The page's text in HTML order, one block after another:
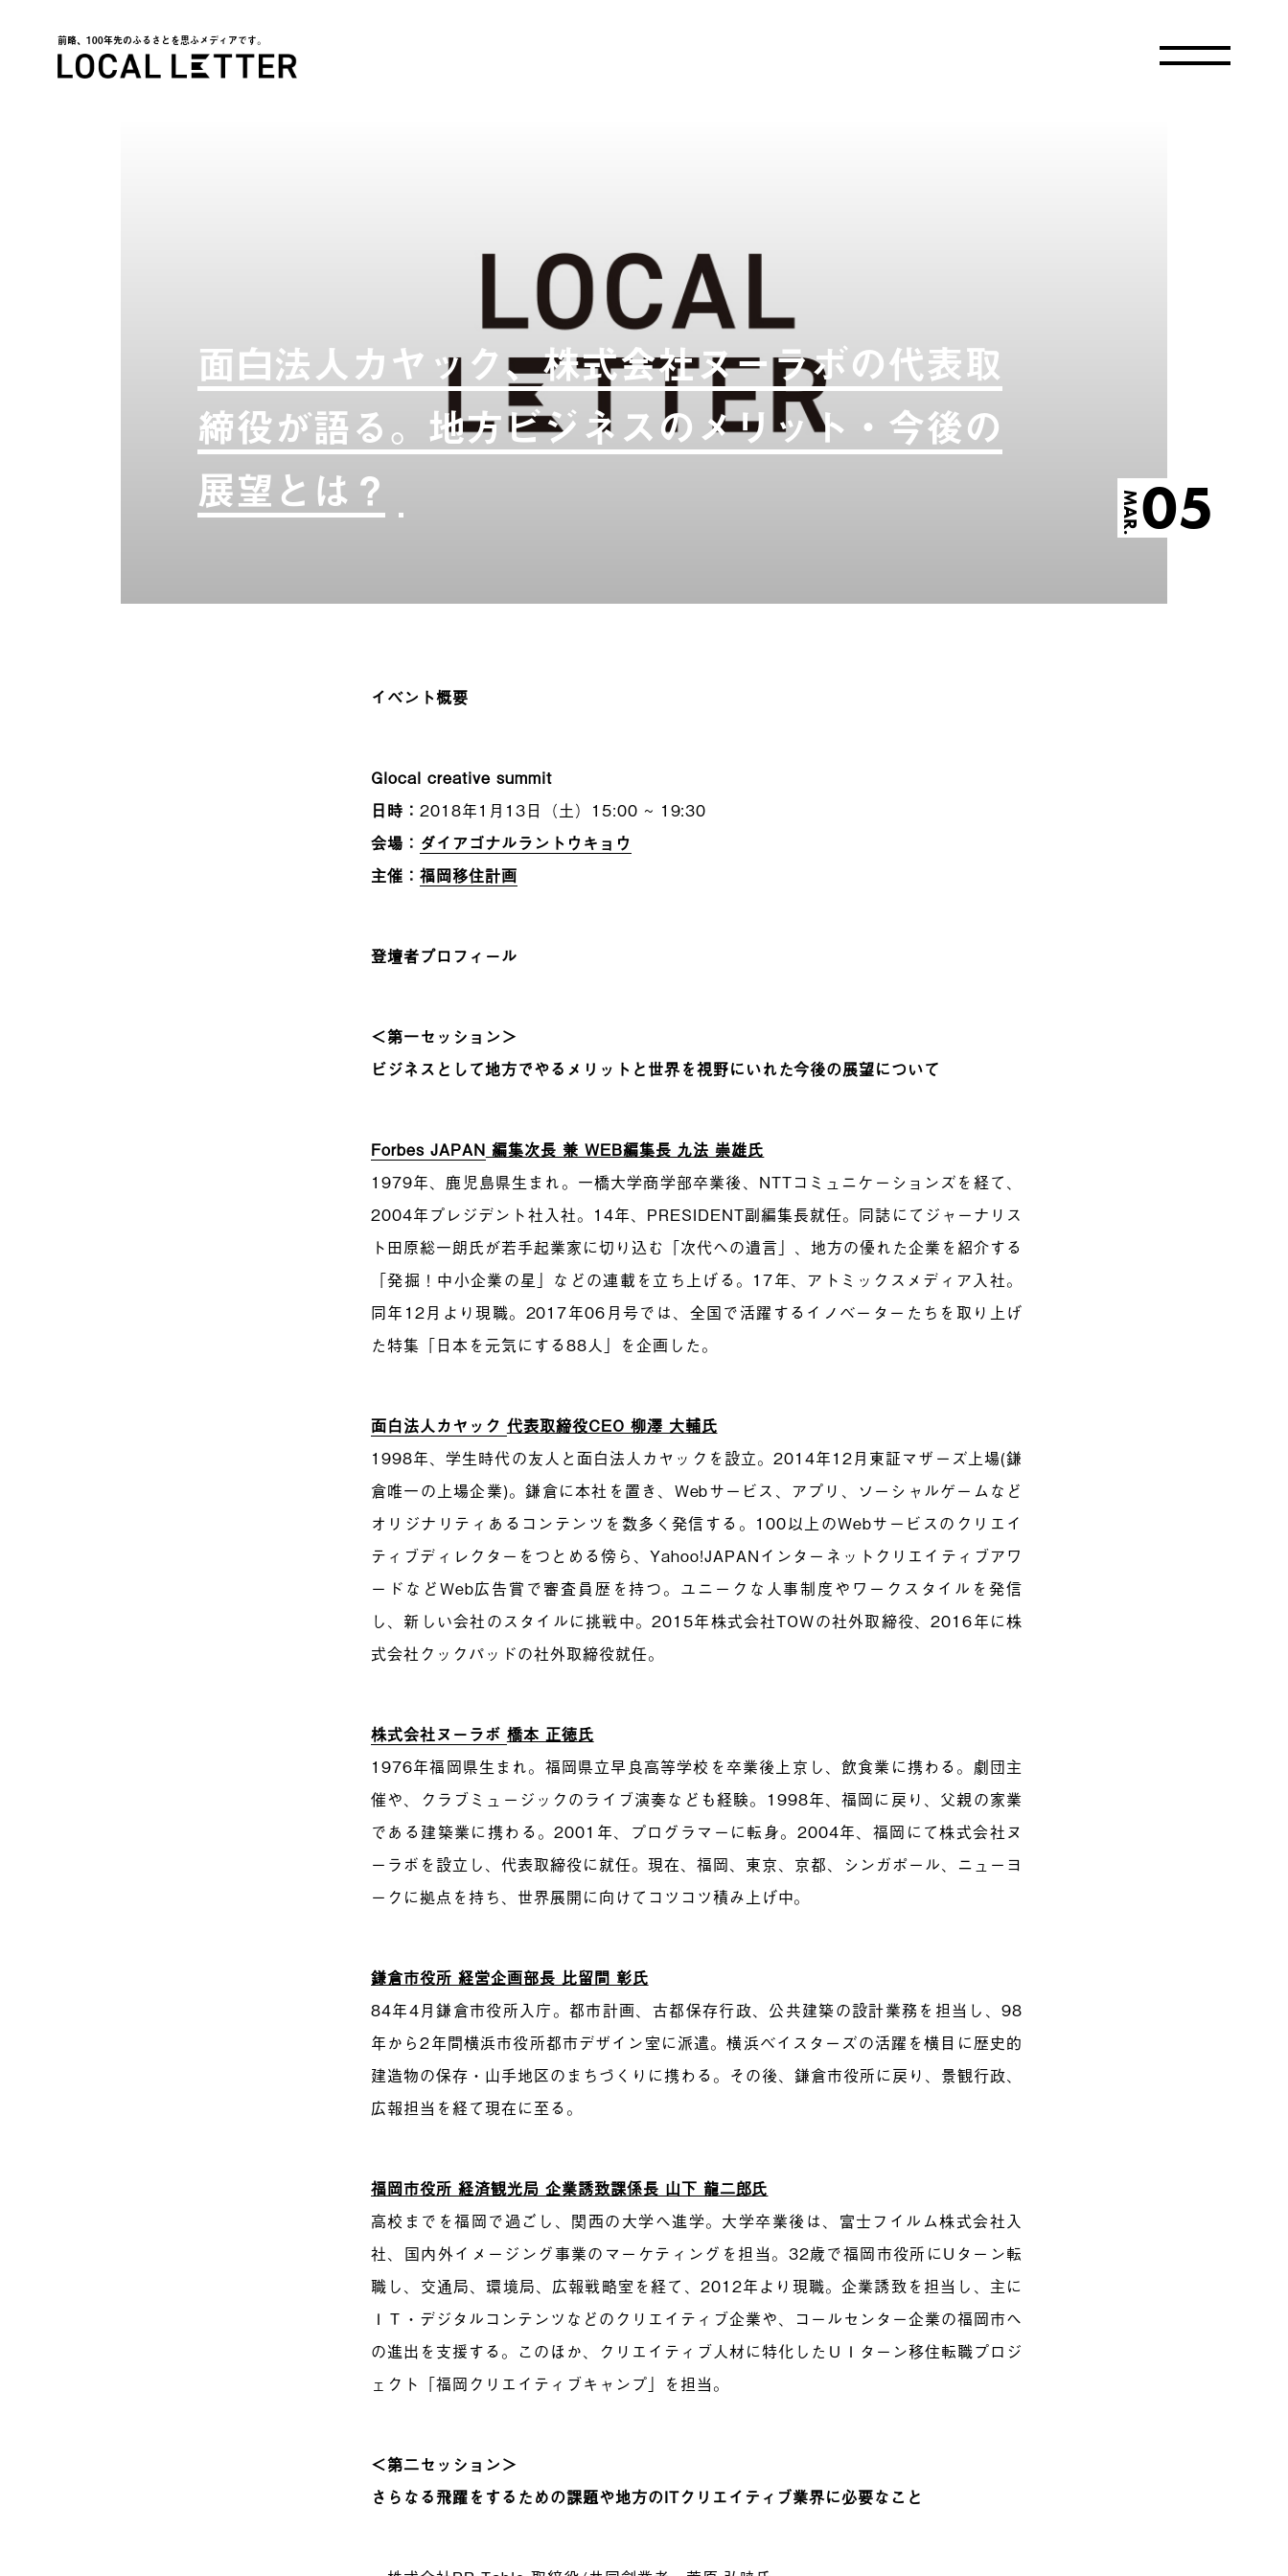
前略、100年先のふるさとを思ふメディアです。
面白法人カヤック、株式会社ヌーラボの代表取
締役が語る。地方ビジネスのメリット・今後の
展望とは？
MAR.05
イベント概要
Glocal creative summit
日時 ： 2018年1月13日（土）15:00 ~ 19:30
会場 ： ダイアゴナルラントウキョウ
主催 ： 福岡移住計画
登壇者プロフィール
＜第一セッション＞
ビジネスとして地方でやるメリットと世界を視野にいれた今後の展望について
Forbes JAPAN 編集次長 兼 WEB編集長 九法 崇雄氏
1979年、鹿児島県生まれ。一橋大学商学部卒業後、NTTコミュニケーションズを経て、
2004年プレジデント社入社。14年、PRESIDENT副編集長就任。同誌にてジャーナリス
ト田原総一朗氏が若手起業家に切り込む「次代への遺言」、地方の優れた企業を紹介する
「発掘！中小企業の星」などの連載を立ち上げる。17年、アトミックスメディア入社。
同年12月より現職。2017年06月号では、全国で活躍するイノベーターたちを取り上げ
た特集「日本を元気にする88人」を企画した。
面白法人カヤック 代表取締役CEO 柳澤 大輔氏
1998年、学生時代の友人と面白法人カヤックを設立。2014年12月東証マザーズ上場(鎌
倉唯一の上場企業)。鎌倉に本社を置き、Webサービス、アプリ、ソーシャルゲームなど
オリジナリティあるコンテンツを数多く発信する。100以上のWebサービスのクリエイ
ティブディレクターをつとめる傍ら、Yahoo!JAPANインターネットクリエイティブアワ
ードなどWeb広告賞で審査員歴を持つ。ユニークな人事制度やワークスタイルを発信
し、新しい会社のスタイルに挑戦中。2015年株式会社TOWの社外取締役、2016年に株
式会社クックパッドの社外取締役就任。
株式会社ヌーラボ 橋本 正徳氏
1976年福岡県生まれ。福岡県立早良高等学校を卒業後上京し、飲食業に携わる。劇団主
催や、クラブミュージックのライブ演奏なども経験。1998年、福岡に戻り、父親の家業
である建築業に携わる。2001年、プログラマーに転身。2004年、福岡にて株式会社ヌ
ーラボを設立し、代表取締役に就任。現在、福岡、東京、京都、シンガポール、ニューヨ
ークに拠点を持ち、世界展開に向けてコツコツ積み上げ中。
鎌倉市役所 経営企画部長 比留間 彰氏
84年4月鎌倉市役所入庁。都市計画、古都保存行政、公共建築の設計業務を担当し、98
年から2年間横浜市役所都市デザイン室に派遣。横浜ベイスターズの活躍を横目に歴史的
建造物の保存・山手地区のまちづくりに携わる。その後、鎌倉市役所に戻り、景観行政、
広報担当を経て現在に至る。
福岡市役所 経済観光局 企業誘致課係長 山下 龍二郎氏
高校までを福岡で過ごし、関西の大学へ進学。大学卒業後は、富士フイルム株式会社入
社、国内外イメージング事業のマーケティングを担当。32歳で福岡市役所にUターン転
職し、交通局、環境局、広報戦略室を経て、2012年より現職。企業誘致を担当し、主に
ＩＴ・デジタルコンテンツなどのクリエイティブ企業や、コールセンター企業の福岡市へ
の進出を支援する。このほか、クリエイティブ人材に特化したＵＩターン移住転職プロジ
ェクト「福岡クリエイティブキャンプ」を担当。
＜第二セッション＞
さらなる飛躍をするための課題や地方のITクリエイティブ業界に必要なこと